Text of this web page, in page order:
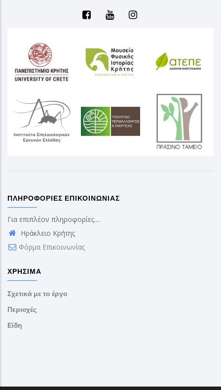
ΠΛΗΡΟΦΟΡΊΕΣ ΕΠΙΚΟΙΝΩΝΊΑΣ
Για επιπλέον πληροφορίες....
Ηράκλειο Κρήτης
Φόρμα Επικοινωνίας
ΧΡΉΣΙΜΑ
Σχετικά με το έργο
Περιοχές
Είδη